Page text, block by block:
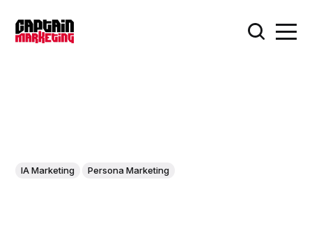
IA Marketing Persona Marketing